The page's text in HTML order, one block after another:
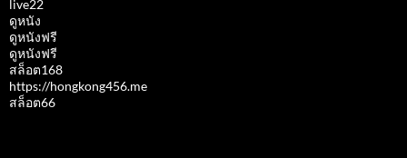
live22
ดูหนัง
ดูหนังฟรี
ดูหนังฟรี
สล็อต168
https://hongkong456.me
สล็อต66